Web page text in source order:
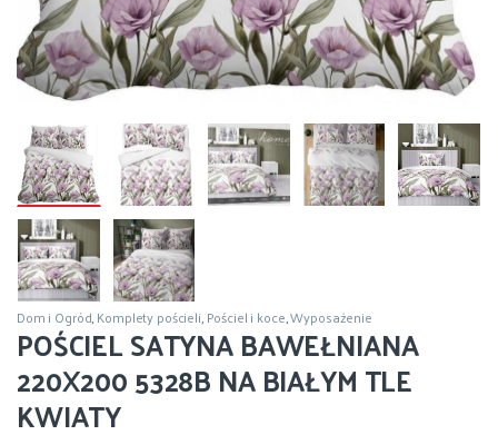
Dom i Ogród,Komplety pościeli,Pościel i koce,Wyposażenie
POŚCIEL SATYNA BAWEŁNIANA
220X200 5328B NA BIAŁYM TLE
KWIATY